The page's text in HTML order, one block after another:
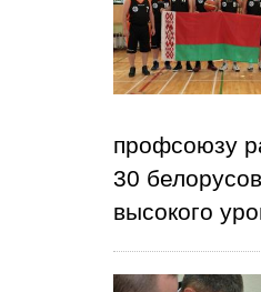
профсоюзу
30
высокого